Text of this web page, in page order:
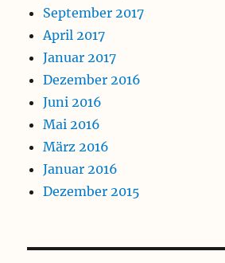
September 2017
April 2017
Januar 2017
Dezember 2016
Juni 2016
Mai 2016
März 2016
Januar 2016
Dezember 2015